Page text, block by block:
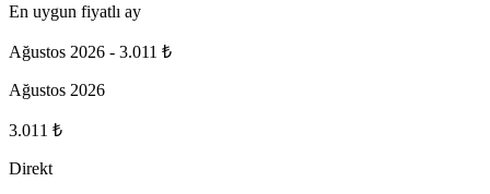
En uygun fiyatlı ay
Ağustos 2026 - 3.011 ₺
Ağustos 2026
3.011 ₺
Direkt